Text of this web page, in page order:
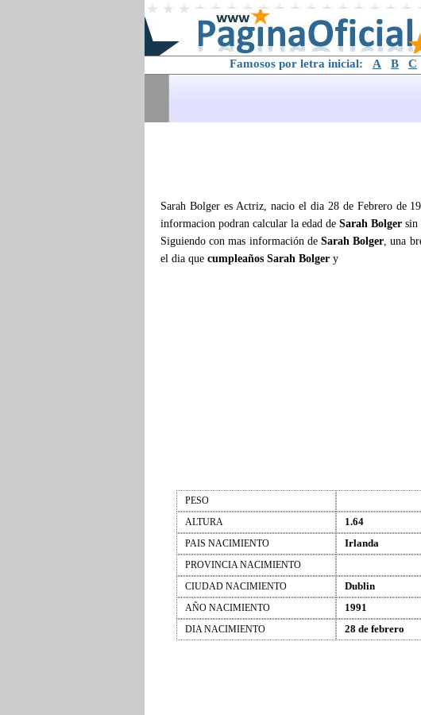
Famosos por letra inicial: A B C
Sarah Bolger es Actriz, nacio el dia 28 de Febrero de
informacion podran calcular la edad de Sarah Bolger sin
Siguiendo con mas información de Sarah Bolger, una
el dia que cumpleaños Sarah Bolger y
PESO
ALTURA
1.64
PAIS NACIMIENTO Irlanda
PROVINCIA NACIMIENTO
CIUDAD NACIMIENTO
Dublin
AÑO NACIMIENTO 1991
DIA NACIMIENTO 28 de febrero